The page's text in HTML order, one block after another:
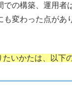
の構築、運用者
変わった点があ
いかたは、以下